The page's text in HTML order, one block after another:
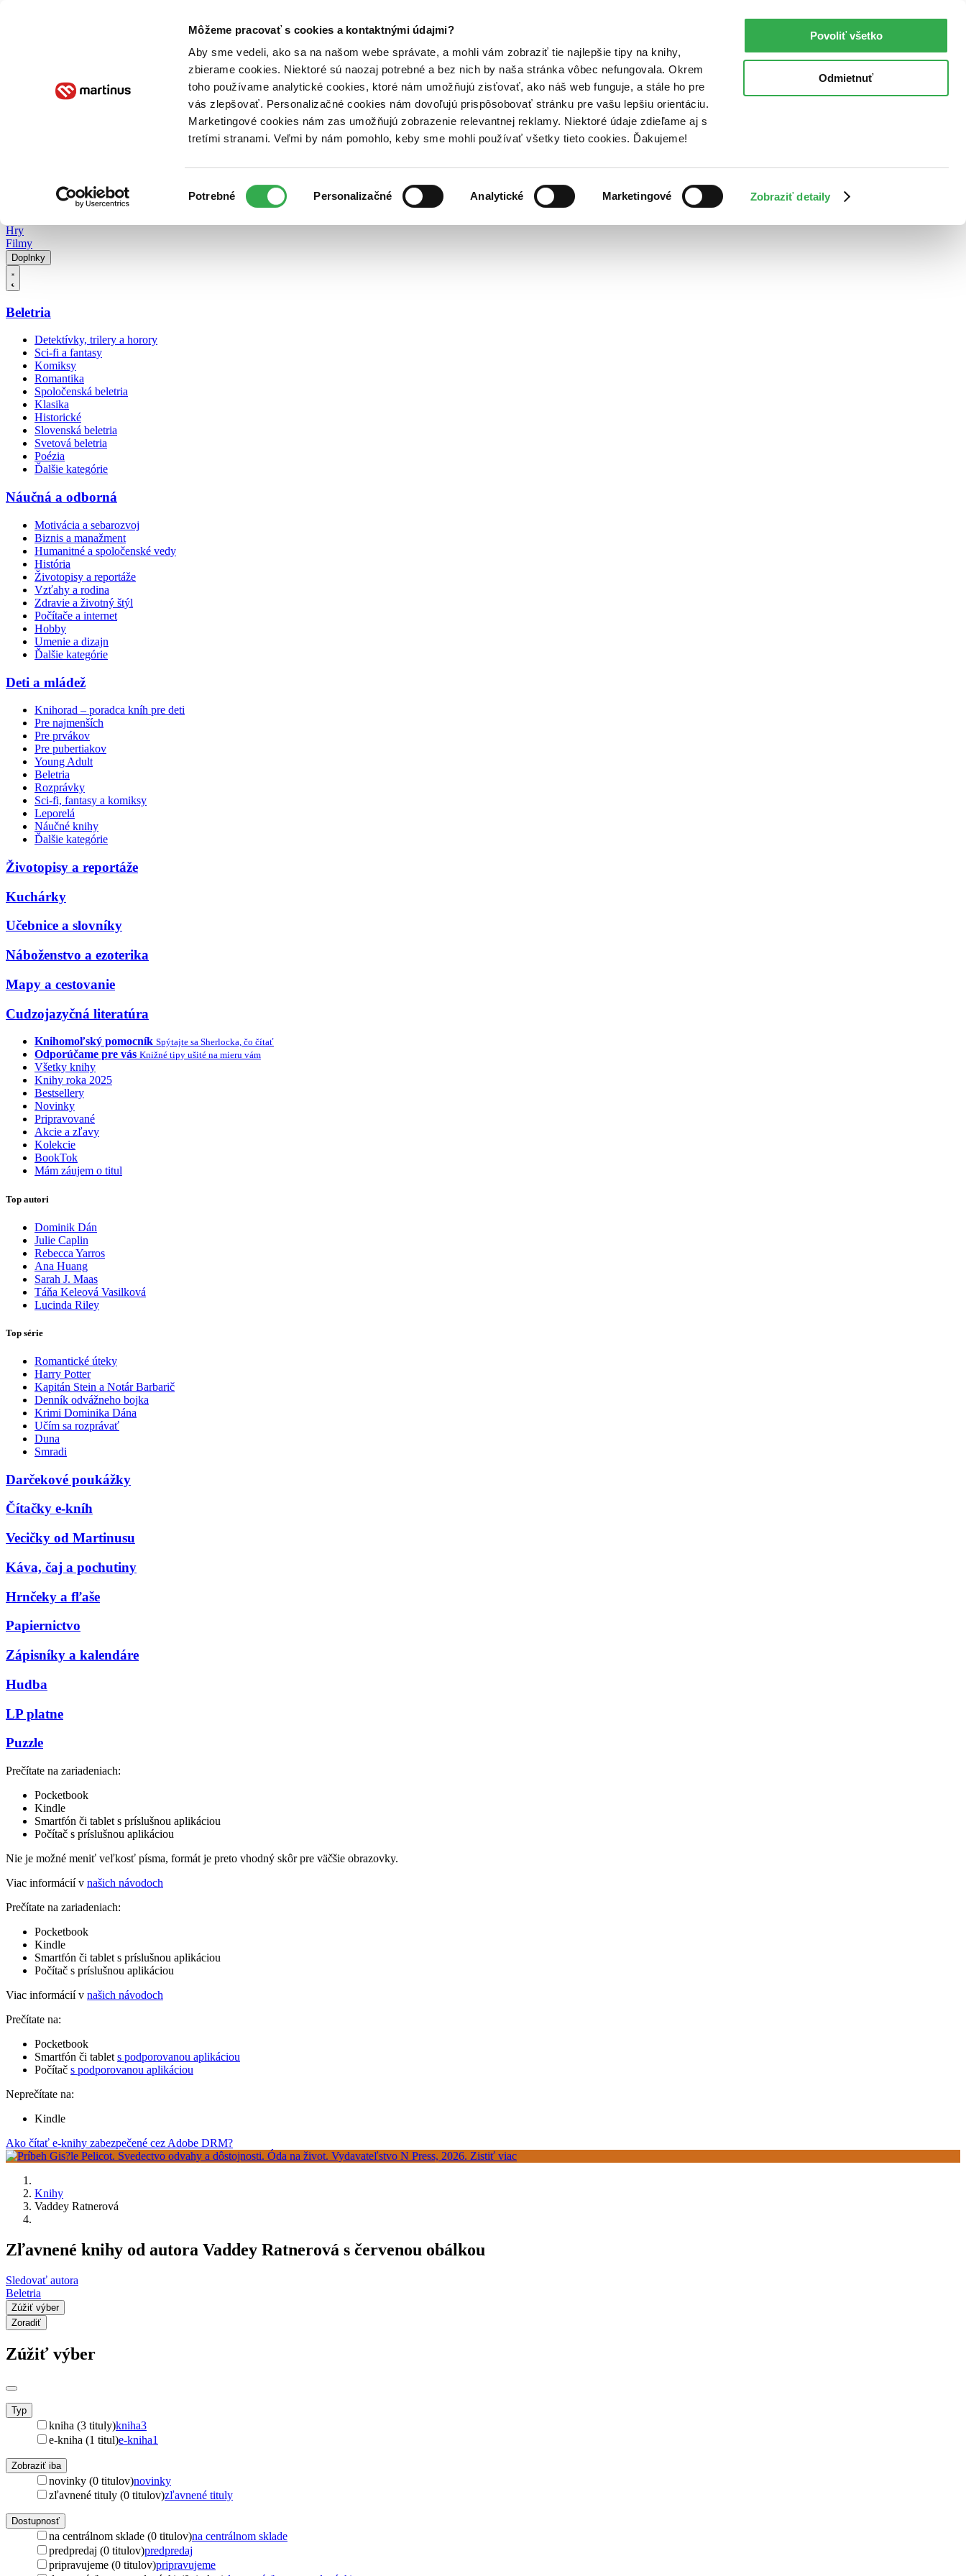
Môžeme pracovať s cookies a kontaktnými údajmi?
Aby sme vedeli, ako sa na našom webe správate, a mohli vám zobraziť tie najlepšie tipy na knihy,
zbierame cookies. Niektoré sú naozaj potrebné a bez nich by naša stránka vôbec nefungovala. Okrem
toho používame analytické cookies, ktoré nám umožňujú zisťovať, ako náš web funguje, a stále ho pre
vás zlepšovať. Personalizačné cookies nám dovoľujú prispôsobovať stránku pre vašu lepšiu orientáciu.
Marketingové cookies nám zas umožňujú zobrazenie relevantnej reklamy. Niektoré údaje zdieľame aj s
tretími stranami. Veľmi by nám pomohlo, keby sme mohli používať všetky tieto cookies. Ďakujeme!
súhlasu
Potrebné Personalizačné Analytické Marketingové Zobraziť detaily
Povoliť všetko
Odmietnuť
Poukážky Kontakt
Hry
Filmy
Doplnky
Beletria
Detektívky, trilery a horory
Sci-fi a fantasy
Komiksy
Romantika
Spoločenská beletria
Klasika
Historické
Slovenská beletria
Svetová beletria
Poézia
Ďalšie kategórie
Náučná a odborná
Motivácia a sebarozvoj
Biznis a manažment
Humanitné a spoločenské vedy
História
Životopisy a reportáže
Vzťahy a rodina
Zdravie a životný štýl
Počítače a internet
Hobby
Umenie a dizajn
Ďalšie kategórie
Deti a mládež
Knihorad – poradca kníh pre deti
Pre najmenších
Pre prvákov
Pre pubertiakov
Young Adult
Beletria
Rozprávky
Sci-fi, fantasy a komiksy
Leporelá
Náučné knihy
Ďalšie kategórie
Životopisy a reportáže
Kuchárky
Učebnice a slovníky
Náboženstvo a ezoterika
Mapy a cestovanie
Cudzojazyčná literatúra
Knihomoľský pomocník Spýtajte sa Sherlocka, čo čítať
Odporúčame pre vás Knižné tipy ušité na mieru vám
Všetky knihy
Knihy roka 2025
Bestsellery
Novinky
Pripravované
Akcie a zľavy
Kolekcie
BookTok
Mám záujem o titul
Top autori
Dominik Dán
Julie Caplin
Rebecca Yarros
Ana Huang
Sarah J. Maas
Táňa Keleová Vasilková
Lucinda Riley
Top série
Romantické úteky
Harry Potter
Kapitán Stein a Notár Barbarič
Denník odvážneho bojka
Krimi Dominika Dána
Učím sa rozprávať
Duna
Smradi
Darčekové poukážky
Čítačky e-kníh
Vecičky od Martinusu
Káva, čaj a pochutiny
Hrnčeky a fľaše
Papiernictvo
Zápisníky a kalendáre
Hudba
LP platne
Puzzle
Prečítate na zariadeniach:
Pocketbook
Kindle
Smartfón či tablet s príslušnou aplikáciou
Počítač s príslušnou aplikáciou
Nie je možné meniť veľkosť písma, formát je preto vhodný skôr pre väčšie obrazovky.
Viac informácií v našich návodoch
Prečítate na zariadeniach:
Pocketbook
Kindle
Smartfón či tablet s príslušnou aplikáciou
Počítač s príslušnou aplikáciou
Viac informácií v našich návodoch
Prečítate na:
Pocketbook
Smartfón či tablet s podporovanou aplikáciou
Počítač s podporovanou aplikáciou
Neprečítate na:
Kindle
Ako čítať e-knihy zabezpečené cez Adobe DRM?
Knihy
Vaddey Ratnerová
Zľavnené knihy od autora Vaddey Ratnerová s červenou obálkou
Sledovať autora
Beletria
Zúžiť výber
Zoradiť
Zúžiť výber
Typ
kniha (3 tituly)kniha3
e-kniha (1 titul)e-kniha1
Zobraziť iba
novinky (0 titulov)novinky
zľavnené tituly (0 titulov)zľavnené tituly
Dostupnosť
na centrálnom sklade (0 titulov)na centrálnom sklade
predpredaj (0 titulov)predpredaj
pripravujeme (0 titulov)pripravujeme